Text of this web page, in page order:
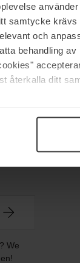
samtycke
och
behandling
återkalla ditt
NYX, Pixi en
We